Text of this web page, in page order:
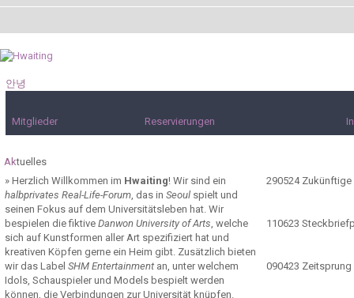
안녕
Mitglieder Reservierungen
Aktuelles
» Herzlich Willkommen im Hwaiting! Wir sind ein
halbprivates Real-Life-Forum, das in Seoul spielt und
seinen Fokus auf dem Universitätsleben hat. Wir
bespielen die fiktive Danwon University of Arts, welche
sich auf Kunstformen aller Art spezifiziert hat und
kreativen Köpfen gerne ein Heim gibt. Zusätzlich bieten
wir das Label SHM Entertainment an, unter welchem
Idols, Schauspieler und Models bespielt werden
können, die Verbindungen zur Universität knüpfen.
290524Zukünftige
110623
090423